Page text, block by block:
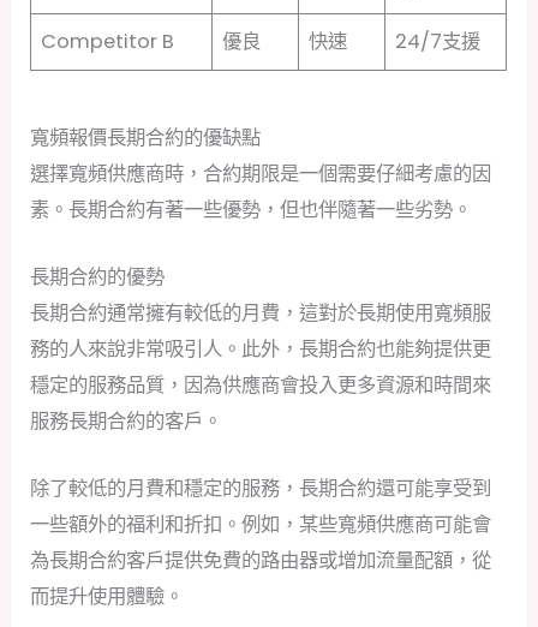
Competitor B 優良 快速 24/7支援
寬頻報價長期合約的優缺點
選擇寬頻供應商時，合約期限是一個需要仔細考慮的因
素。長期合約有著一些優勢，但也伴隨著一些劣勢。
長期合約的優勢
長期合約通常擁有較低的月費，這對於長期使用寬頻服
務的人來說非常吸引人。此外，長期合約也能夠提供更
穩定的服務品質，因為供應商會投入更多資源和時間來
服務長期合約的客戶。
除了較低的月費和穩定的服務，長期合約還可能享受到
一些額外的福利和折扣。例如，某些寬頻供應商可能會
為長期合約客戶提供免費的路由器或增加流量配額，從
而提升使用體驗。